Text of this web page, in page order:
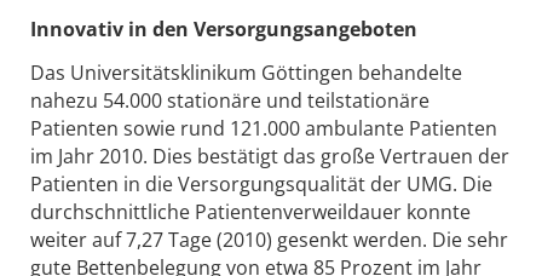
Innovativ in den Versorgungsangeboten
Das Universitätsklinikum Göttingen behandelte
nahezu 54.000 stationäre und teilstationäre
Patienten sowie rund 121.000 ambulante Patienten
im Jahr 2010. Dies bestätigt das große Vertrauen der
Patienten in die Versorgungsqualität der UMG. Die
durchschnittliche Patientenverweildauer konnte
weiter auf 7,27 Tage (2010) gesenkt werden. Die sehr
gute Bettenbelegung von etwa 85 Prozent im Jahr